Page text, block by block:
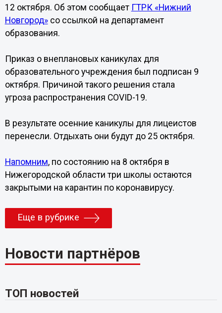
12 октября. Об этом сообщает ГТРК «Нижний
Новгород»со ссылкой на департамент
образования.
Приказ о внеплановых каникулах для
образовательного учреждения был подписан 9
октября. Причиной такого решения стала
угроза распространения COVID-19.
В результате осенние каникулы для лицеистов
перенесли. Отдыхать они будут до 25 октября.
Напомним, по состоянию на 8 октября в
Нижегородской области три школы остаются
закрытыми на карантин по коронавирусу.
Еще в рубрике
Новости партнёров
ТОП новостей